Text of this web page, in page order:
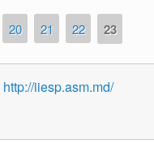
20 21 22 23
http://iiesp.asm.md/